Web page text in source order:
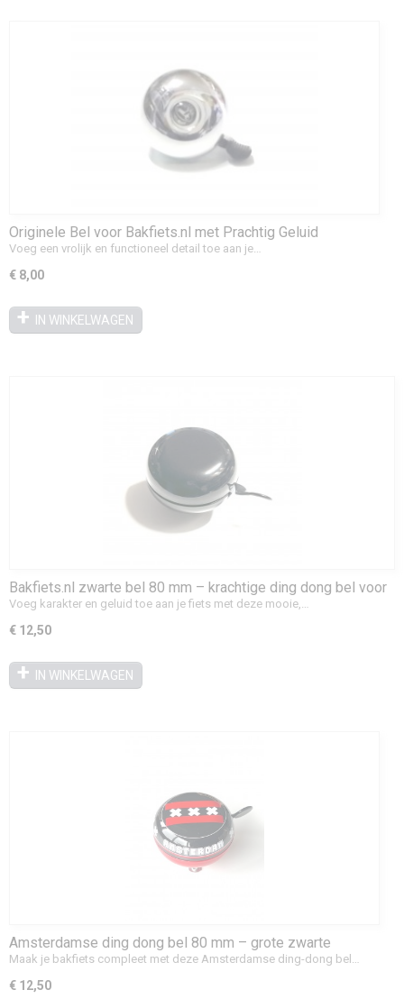
Originele Bel voor Bakfiets.nl met Prachtig Geluid
Voeg een vrolijk en functioneel detail toe aan je…
€ 8,00
IN WINKELWAGEN
Bakfiets.nl zwarte bel 80 mm – krachtige ding dong bel voor
je bakfiets
Voeg karakter en geluid toe aan je fiets met deze mooie,…
€ 12,50
IN WINKELWAGEN
Amsterdamse ding dong bel 80 mm – grote zwarte
fietsbel
Maak je bakfiets compleet met deze Amsterdamse ding-dong bel…
€ 12,50